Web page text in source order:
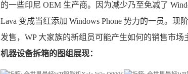
的一些印尼 OEM 生产商。因为减少乃至免减了
Lava 变成当红添加 Windows Phone 势力的一员。现
发售，WP 大家族的新组员可能产生如何的销售市场
机器设备拆箱的图组展现：